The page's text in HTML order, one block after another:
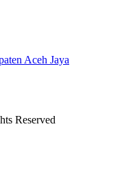
Aceh Jaya
Reserved